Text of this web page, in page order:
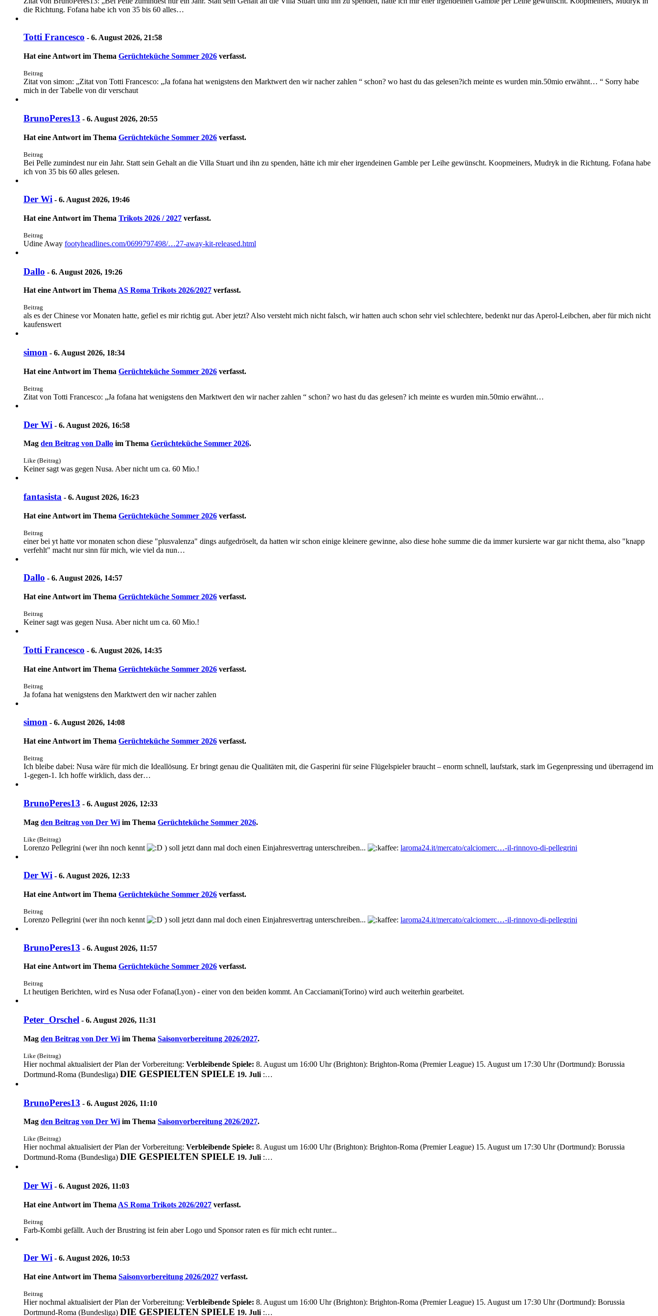
die Richtung. Fofana habe ich von 35 bis 60 alles…
Totti Francesco - 6. August 2026, 21:58
Hat eine Antwort im Thema Gerüchteküche Sommer 2026 verfasst.
Beitrag
Zitat von simon: „Zitat von Totti Francesco: „Ja fofana hat wenigstens den Marktwert den wir nacher zahlen “ schon? wo hast du das gelesen?ich meinte es wurden min.50mio erwähnt… “ Sorry habe
mich in der Tabelle von dir verschaut
BrunoPeres13 - 6. August 2026, 20:55
Hat eine Antwort im Thema Gerüchteküche Sommer 2026 verfasst.
Beitrag
Bei Pelle zumindest nur ein Jahr. Statt sein Gehalt an die Villa Stuart und ihn zu spenden, hätte ich mir eher irgendeinen Gamble per Leihe gewünscht. Koopmeiners, Mudryk in die Richtung. Fofana habe
ich von 35 bis 60 alles gelesen.
Der Wi - 6. August 2026, 19:46
Hat eine Antwort im Thema Trikots 2026 / 2027 verfasst.
Beitrag
Udine Away footyheadlines.com/0699797498/…27-away-kit-released.html
Dallo - 6. August 2026, 19:26
Hat eine Antwort im ThemaAS Roma Trikots 2026/2027 verfasst.
Beitrag
als es der Chinese vor Monaten hatte, gefiel es mir richtig gut. Aber jetzt? Also versteht mich nicht falsch, wir hatten auch schon sehr viel schlechtere, bedenkt nur das Aperol-Leibchen, aber für mich nicht
kaufenswert
simon - 6. August 2026, 18:34
Hat eine Antwort im Thema Gerüchteküche Sommer 2026 verfasst.
Beitrag
Zitat von Totti Francesco: „Ja fofana hat wenigstens den Marktwert den wir nacher zahlen “ schon? wo hast du das gelesen? ich meinte es wurden min.50mio erwähnt…
Der Wi - 6. August 2026, 16:58
Mag den Beitrag von Dallo im Thema Gerüchteküche Sommer 2026.
Like (Beitrag)
Keiner sagt was gegen Nusa. Aber nicht um ca. 60 Mio.!
fantasista - 6. August 2026, 16:23
Hat eine Antwort im Thema Gerüchteküche Sommer 2026 verfasst.
Beitrag
einer bei yt hatte vor monaten schon diese "plusvalenza" dings aufgedröselt, da hatten wir schon einige kleinere gewinne, also diese hohe summe die da immer kursierte war gar nicht thema, also "knapp
verfehlt" macht nur sinn für mich, wie viel da nun…
Dallo - 6. August 2026, 14:57
Hat eine Antwort im Thema Gerüchteküche Sommer 2026 verfasst.
Beitrag
Keiner sagt was gegen Nusa. Aber nicht um ca. 60 Mio.!
Totti Francesco - 6. August 2026, 14:35
Hat eine Antwort im Thema Gerüchteküche Sommer 2026 verfasst.
Beitrag
Ja fofana hat wenigstens den Marktwert den wir nacher zahlen
simon - 6. August 2026, 14:08
Hat eine Antwort im Thema Gerüchteküche Sommer 2026 verfasst.
Beitrag
Ich bleibe dabei: Nusa wäre für mich die Ideallösung. Er bringt genau die Qualitäten mit, die Gasperini für seine Flügelspieler braucht – enorm schnell, laufstark, stark im Gegenpressing und überragend im
1-gegen-1. Ich hoffe wirklich, dass der…
BrunoPeres13 - 6. August 2026, 12:33
Mag den Beitrag von Der Wi im Thema Gerüchteküche Sommer 2026.
Like (Beitrag)
Lorenzo Pellegrini (wer ihn noch kennt ) soll jetzt dann mal doch einen Einjahresvertrag unterschreiben... laroma24.it/mercato/calciomerc…-il-rinnovo-di-pellegrini
Der Wi - 6. August 2026, 12:33
Hat eine Antwort im Thema Gerüchteküche Sommer 2026 verfasst.
Beitrag
Lorenzo Pellegrini (wer ihn noch kennt ) soll jetzt dann mal doch einen Einjahresvertrag unterschreiben... laroma24.it/mercato/calciomerc…-il-rinnovo-di-pellegrini
BrunoPeres13 - 6. August 2026, 11:57
Hat eine Antwort im Thema Gerüchteküche Sommer 2026 verfasst.
Beitrag
Lt heutigen Berichten, wird es Nusa oder Fofana(Lyon) - einer von den beiden kommt. An Cacciamani(Torino) wird auch weiterhin gearbeitet.
Peter_Orschel - 6. August 2026, 11:31
Mag den Beitrag von Der Wi im Thema Saisonvorbereitung 2026/2027.
Like (Beitrag)
Hier nochmal aktualisiert der Plan der Vorbereitung: Verbleibende Spiele: 8. August um 16:00 Uhr (Brighton): Brighton-Roma (Premier League) 15. August um 17:30 Uhr (Dortmund): Borussia
Dortmund-Roma (Bundesliga) DIE GESPIELTEN SPIELE 19. Juli :…
BrunoPeres13 - 6. August 2026, 11:10
Mag den Beitrag von Der Wi im Thema Saisonvorbereitung 2026/2027.
Like (Beitrag)
Hier nochmal aktualisiert der Plan der Vorbereitung: Verbleibende Spiele: 8. August um 16:00 Uhr (Brighton): Brighton-Roma (Premier League) 15. August um 17:30 Uhr (Dortmund): Borussia
Dortmund-Roma (Bundesliga) DIE GESPIELTEN SPIELE 19. Juli :…
Der Wi - 6. August 2026, 11:03
Hat eine Antwort im Thema AS Roma Trikots 2026/2027 verfasst.
Beitrag
Farb-Kombi gefällt. Auch der Brustring ist fein aber Logo und Sponsor raten es für mich echt runter...
Der Wi - 6. August 2026, 10:53
Hat eine Antwort im Thema Saisonvorbereitung 2026/2027 verfasst.
Beitrag
Hier nochmal aktualisiert der Plan der Vorbereitung: Verbleibende Spiele: 8. August um 16:00 Uhr (Brighton): Brighton-Roma (Premier League) 15. August um 17:30 Uhr (Dortmund): Borussia
Dortmund-Roma (Bundesliga) DIE GESPIELTEN SPIELE 19. Juli :…